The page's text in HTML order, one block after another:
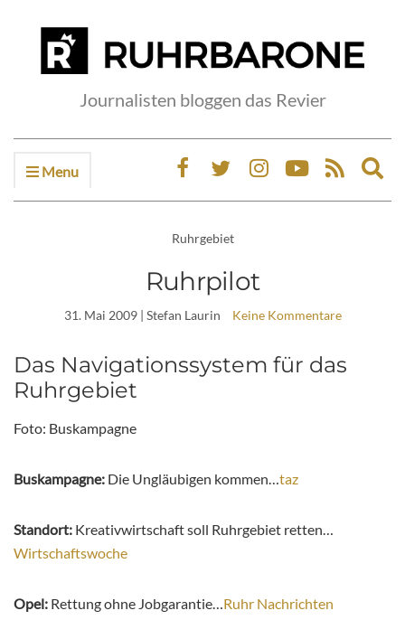
Journalisten bloggen das Revier
Menu
Ruhrgebiet
Ruhrpilot
31. Mai 2009| Stefan Laurin Keine Kommentare
Das Navigationssystem für das
Ruhrgebiet
Foto: Buskampagne
Buskampagne: Die Ungläubigen kommen…taz
Standort: Kreativwirtschaft soll Ruhrgebiet retten…
Wirtschaftswoche
Opel: Rettung ohne Jobgarantie…Ruhr Nachrichten